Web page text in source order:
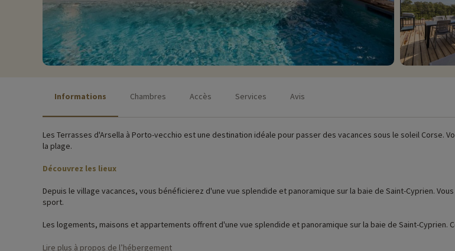
Informations Chambres Accès Services Avis
Les Terrasses d'Arsella à Porto-vecchio est une destination idéale pour passer des vacances sous le soleil Corse.
la plage.
Découvrez les lieux
Depuis le village vacances, vous bénéficierez d'une vue splendide et panoramique sur la baie de Saint-Cyprien.
sport.
Les logements, maisons et appartements offrent d'une vue splendide et panoramique sur la baie de Saint-Cyprien.
Activités famille sur place
Lire plus à propos de l’hébergement